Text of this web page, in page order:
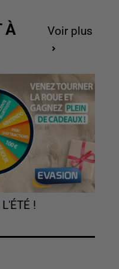
À
Voir plus
!